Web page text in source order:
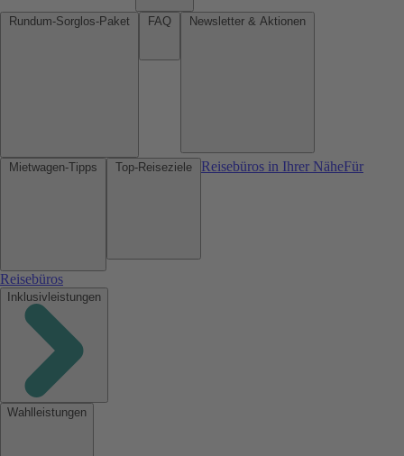
Reisebüros in Ihrer NäheFür
Reisebüros
Inklusivleistungen
Wahlleistungen